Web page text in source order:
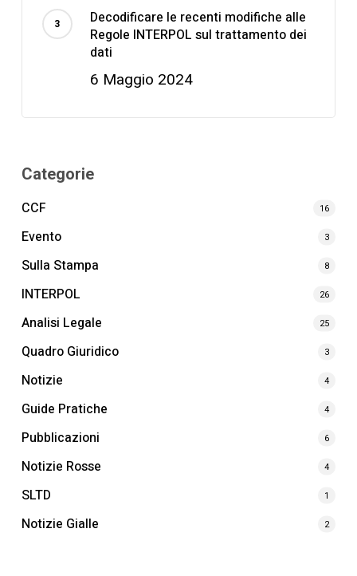
Decodificare le recenti modifiche alle
Regole INTERPOL sul trattamento dei
dati
6 Maggio 2024
Categorie
CCF
16
Evento 3
Sulla Stampa 8
INTERPOL 26
Analisi Legale 25
Quadro Giuridico 3
Notizie 4
Guide Pratiche 4
Pubblicazioni 6
Notizie Rosse 4
SLTD 1
Notizie Gialle 2